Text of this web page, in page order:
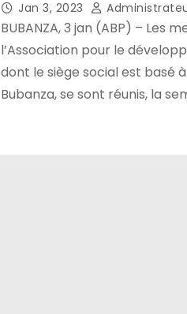
Jan 3, 2023
BUBANZA, 3 jan (ABP) – Les
l’Association pour le
dont le siège social est basé
Bubanza, se sont réunis, la